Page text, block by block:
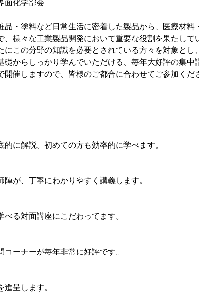
面化学部会
品・塗料など日常生活に密着した製品から、医療材料
様々な工業製品開発において重要な役割を果たして
にこの分野の知識を必要とされている方々を対象とし
礎からしっかり学んでいただける、毎年大好評の集中
開催しますので、皆様のご都合に合わせてご参加くだ
に解説。初めての方も効率的に学べます。
が、丁寧にわかりやすく講義します。
る対面講座にこだわってます。
ーナーが毎年非常に好評です。
進呈します。